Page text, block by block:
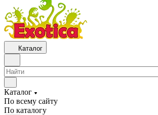
Каталог
Каталог
По всему сайту
По каталогу